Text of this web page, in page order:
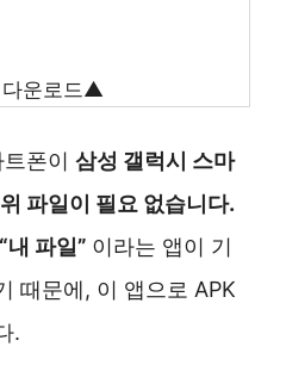
운로드▲
폰이 삼성 갤럭시 스마
파일이 필요 없습니다.
“내 파일” 이라는 앱이 기
때문에, 이 앱으로 APK
.